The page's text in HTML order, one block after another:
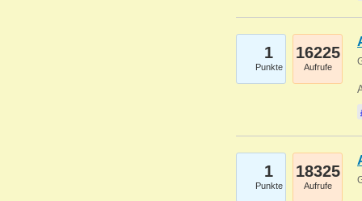
1
Punkte
16225
Aufrufe
1
Punkte
18325
Aufrufe